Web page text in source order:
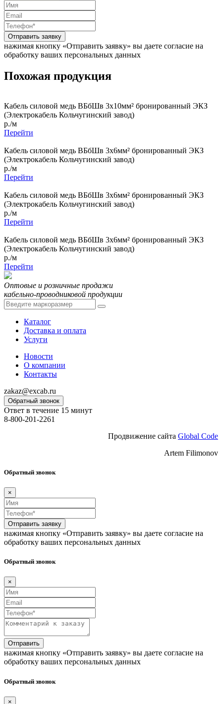
Отправить заявку
нажимая кнопку «Отправить заявку» вы даете согласие на
обработку ваших персональных данных
Похожая продукция
Кабель силовой медь ВБбШв 3x10мм² бронированный ЭКЗ
(Электрокабель Кольчугинский завод)
р./м
Перейти
Кабель силовой медь ВБбШв 3x6мм² бронированный ЭКЗ
(Электрокабель Кольчугинский завод)
р./м
Перейти
Кабель силовой медь ВБбШв 3x6мм² бронированный ЭКЗ
(Электрокабель Кольчугинский завод)
р./м
Перейти
Кабель силовой медь ВБбШв 3x6мм² бронированный ЭКЗ
(Электрокабель Кольчугинский завод)
р./м
Перейти
Оптовые и розничные продажи
кабельно-проводниковой продукции
Каталог
Доставка и оплата
Услуги
Новости
О компании
Контакты
zakaz@excab.ru
Обратный звонок
Ответ в течение 15 минут
8-800-201-2261
Продвижение сайта Global Code
Artem Filimonov
Обратный звонок
×
Отправить заявку
нажимая кнопку «Отправить заявку» вы даете согласие на
обработку ваших персональных данных
Обратный звонок
×
Отправить
нажимая кнопку «Отправить заявку» вы даете согласие на
обработку ваших персональных данных
Обратный звонок
×